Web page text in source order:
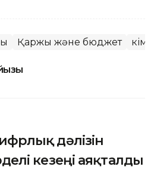
Қаржы және бюджет
дәлізін
кезеңі аяқталды